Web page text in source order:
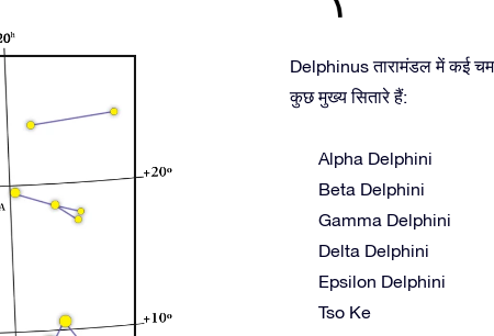
Delphinus तारामंडल में कई
कुछ मुख्य सितारे हैं:
Alpha Delphini
Beta Delphini
Gamma Delphini
Delta Delphini
Epsilon Delphini
Tso Ke